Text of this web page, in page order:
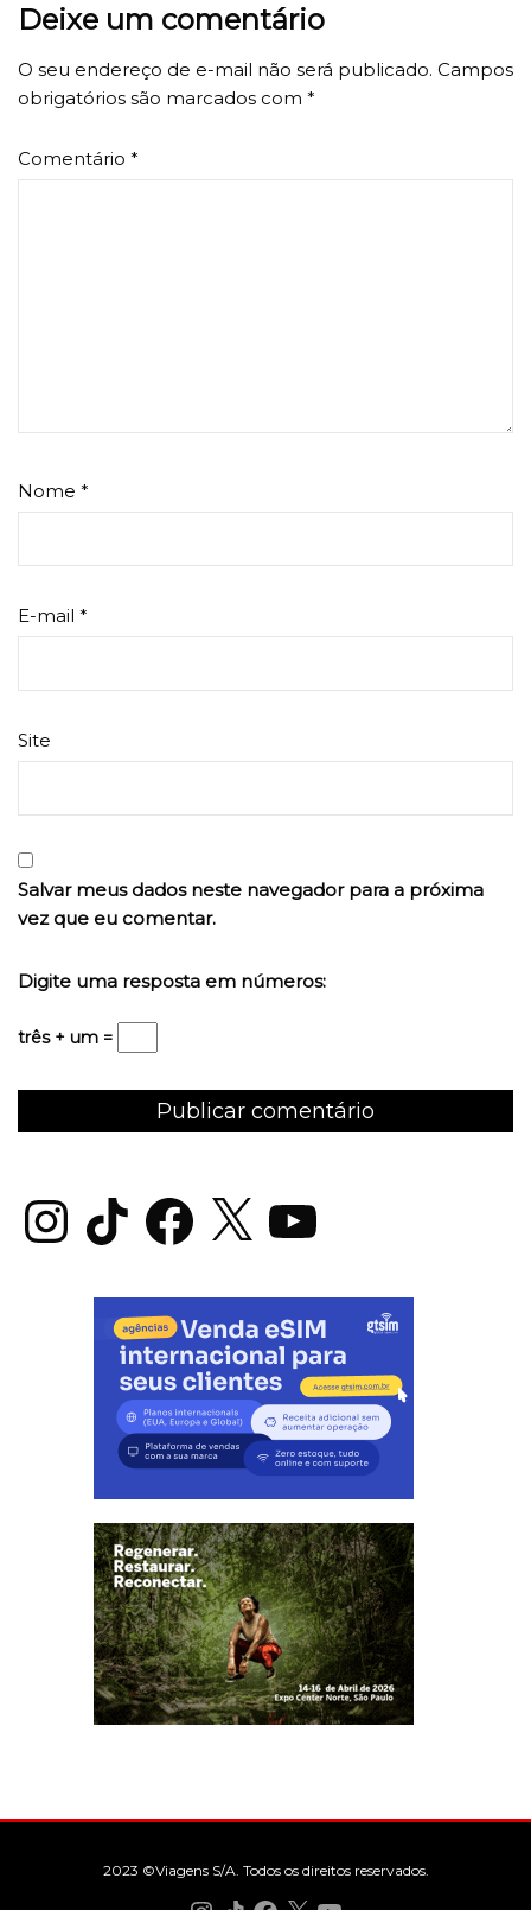
Deixe um comentário
O seu endereço de e-mail não será publicado. Campos
obrigatórios são marcados com *
Comentário *
Nome *
E-mail *
Site
Salvar meus dados neste navegador para a próxima
vez que eu comentar.
Digite uma resposta em números:
três + um =
InstagramTikTok Facebook
X YouTube
2023 ©Viagens S/A. Todos os direitos reservados.
Instagram
TikTokFacebook
X YouTube